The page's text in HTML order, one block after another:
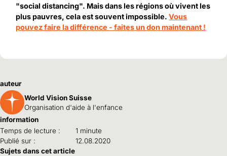
"social distancing". Mais dans les régions où vivent les
plus pauvres, cela est souvent impossible.Vous
pouvez faire la différence - faites un don maintenant !
auteur
World Vision Suisse
Organisation d'aide à l'enfance
information
Temps de lecture :
1 minute
Publié sur :
12.08.2020
Sujets dans cet article